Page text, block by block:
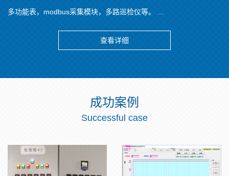
多功能表，modbus采集模块，多路巡检仪等。 …
查看详细
成功案例
Successful case